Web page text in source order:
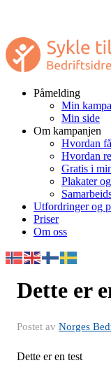
Påmelding
Min
Min side
Om kampanjen
Hvordan
Hvordan
Gratis i
Plakater
Utfordringer og
Priser
Om oss
Dette er
Postet av Norges
Dette er en test